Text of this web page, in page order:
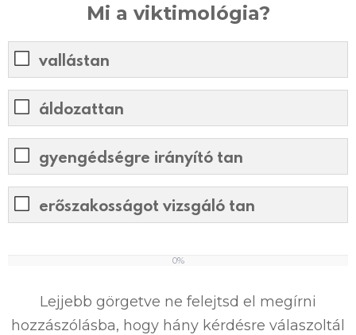
Mi a viktimológia?
vallástan
áldozattan
gyengédségre irányító tan
erőszakosságot vizsgáló tan
0%
Lejjebb görgetve ne felejtsd el megírni
hozzászólásba, hogy hány kérdésre válaszoltál